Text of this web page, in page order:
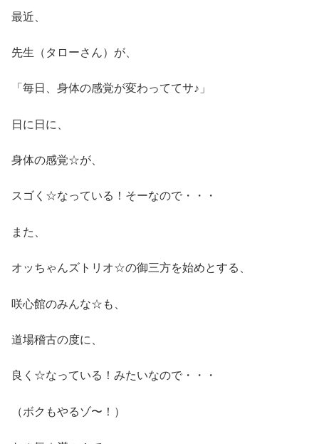
最近、
先生（タローさん）が、
「毎日、身体の感覚が変わっててサ♪」
日に日に、
身体の感覚☆が、
スゴく☆なっている！そーなので・・・
また、
オッちゃんズトリオ☆の御三方を始めとする、
咲心館のみんな☆も、
道場稽古の度に、
良く☆なっている！みたいなので・・・
（ボクもやるゾ〜！）